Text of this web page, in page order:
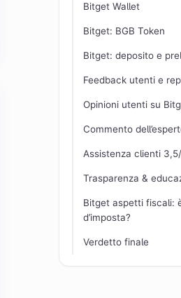
Bitget Wallet
Bitget: BGB Token
Bitget: deposito e
Feedback utenti e
Opinioni utenti su
Commento
Assistenza clienti
Trasparenza &
Bitget aspetti fiscali:
d’imposta?
Verdetto finale